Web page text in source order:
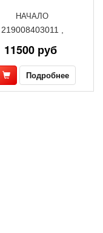
НАЧАЛО
219008403011 ,
11500 руб
Подробнее